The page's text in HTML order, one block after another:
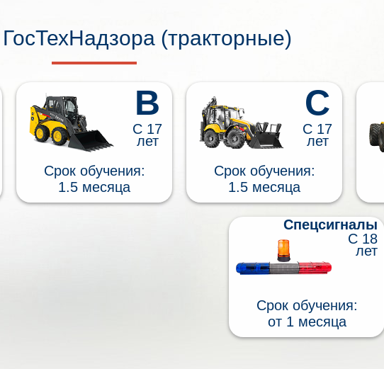
ГосТехНадзора (тракторные)
B
С 17
лет
Срок обучения:
1.5 месяца
C
С 17
лет
Срок обучения:
1.5 месяца
Спецсигналы
С 18
лет
Срок обучения:
от 1 месяца